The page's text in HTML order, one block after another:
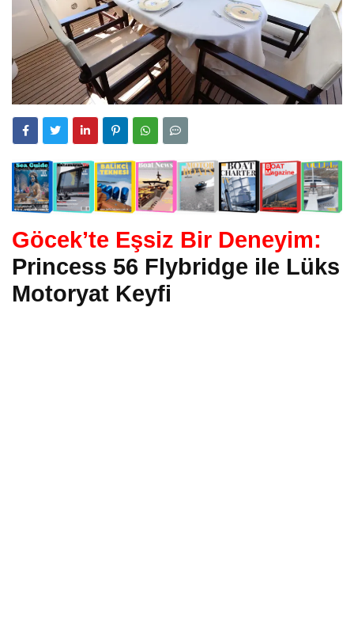
Göcek’te Eşsiz Bir Deneyim:
Princess 56 Flybridge ile Lüks
Motoryat Keyfi